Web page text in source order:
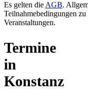
Es gelten die AGB.
Teilnahmebedingungen
Veranstaltungen.
Termine
in
Konstanz